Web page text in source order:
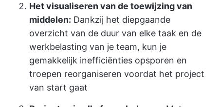
Het visualiseren van de toewijzing van
middelen: Dankzij het diepgaande
overzicht van de duur van elke taak en de
werkbelasting van je team, kun je
gemakkelijk inefficiënties opsporen en
troepen reorganiseren voordat het project
van start gaat